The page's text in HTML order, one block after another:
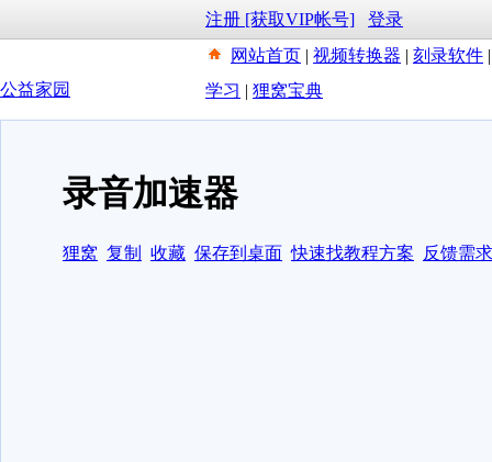
注册 [获取VIP帐号]
登录
网站首页 | 视频转换器 | 刻录软件
学习 | 狸窝宝典
公益家园
录音加速器
狸窝 复制 收藏 保存到桌面 快速找教程方案 反馈需求